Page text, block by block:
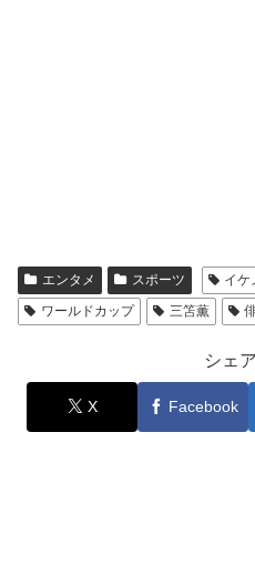
エンタメ スポーツ イケ
ワールドカップ
三笘薫
シェ
X Facebook